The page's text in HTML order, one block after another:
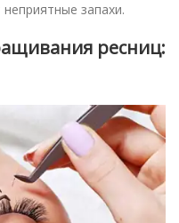
запахи.
ресниц: